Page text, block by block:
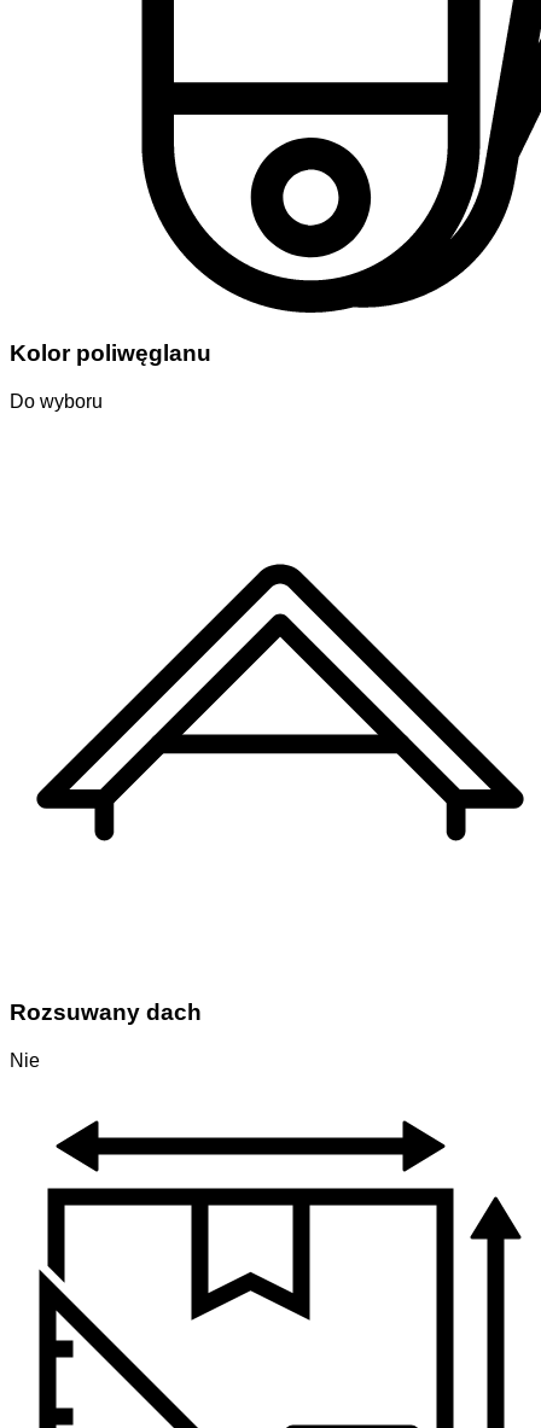
Kolor poliwęglanu
Do wyboru
Rozsuwany dach
Nie